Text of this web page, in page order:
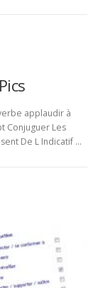
applaudir à
Conjuguer Les
De L Indicatif …